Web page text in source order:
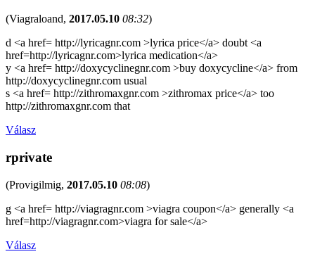
(Viagraloand, 2017.05.10 08:32)
d <a href= http://lyricagnr.com >lyrica price</a> doubt <a
href=http://lyricagnr.com>lyrica medication</a>
y <a href= http://doxycyclinegnr.com >buy doxycycline</a> from
http://doxycyclinegnr.com usual
s <a href= http://zithromaxgnr.com >zithromax price</a> too
http://zithromaxgnr.com that
Válasz
rprivate
(Provigilmig, 2017.05.10 08:08)
g <a href= http://viagragnr.com >viagra coupon</a> generally <a
href=http://viagragnr.com>viagra for sale</a>
Válasz